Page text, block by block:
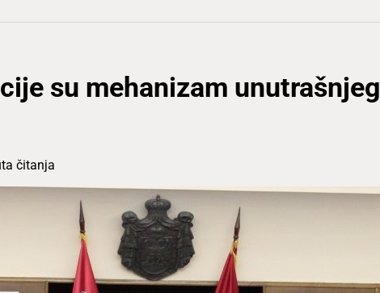
su mehanizam unutrašnjeg
čitanja